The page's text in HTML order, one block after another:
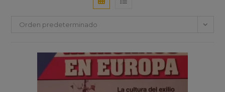
Orden predeterminado